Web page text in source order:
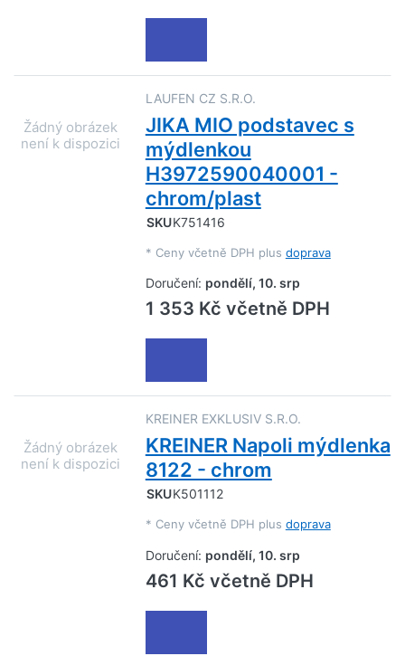
LAUFEN CZ S.R.O.
JIKA MIO podstavec s
mýdlenkou
H3972590040001 -
chrom/plast
SKUK751416
* Ceny včetně DPH plus doprava
Doručení: pondělí, 10. srp
1 353 Kč včetně DPH
KREINER EXKLUSIV S.R.O.
KREINER Napoli mýdlenka
8122 - chrom
SKUK501112
* Ceny včetně DPH plus doprava
Doručení: pondělí, 10. srp
461 Kč včetně DPH